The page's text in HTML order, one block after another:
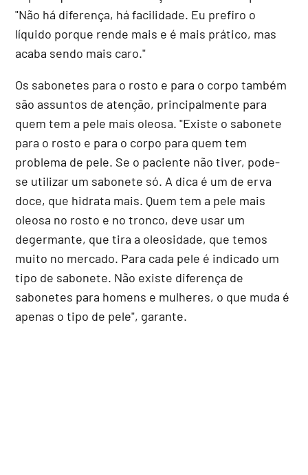
"Não há diferença, há facilidade. Eu prefiro o
líquido porque rende mais e é mais prático, mas
acaba sendo mais caro."
Os sabonetes para o rosto e para o corpo também
são assuntos de atenção, principalmente para
quem tem a pele mais oleosa. "Existe o sabonete
para o rosto e para o corpo para quem tem
problema de pele. Se o paciente não tiver, pode-
se utilizar um sabonete só. A dica é um de erva
doce, que hidrata mais. Quem tem a pele mais
oleosa no rosto e no tronco, deve usar um
degermante, que tira a oleosidade, que temos
muito no mercado. Para cada pele é indicado um
tipo de sabonete. Não existe diferença de
sabonetes para homens e mulheres, o que muda é
apenas o tipo de pele", garante.